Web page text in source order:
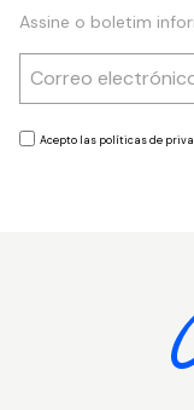
Assine o boletim
Acepto las políticas de